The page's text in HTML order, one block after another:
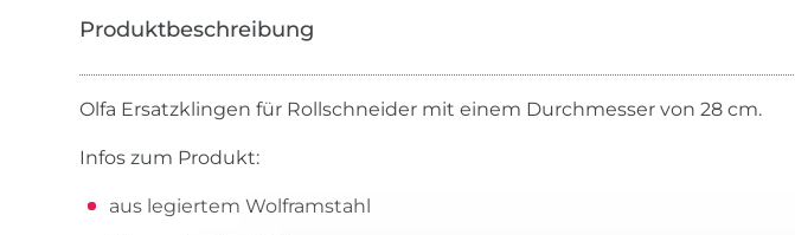
Olfa Ersatzklingen für Rollschneider mit einem Durchmesser von 28 cm.
Infos zum Produkt:
aus legiertem Wolframstahl